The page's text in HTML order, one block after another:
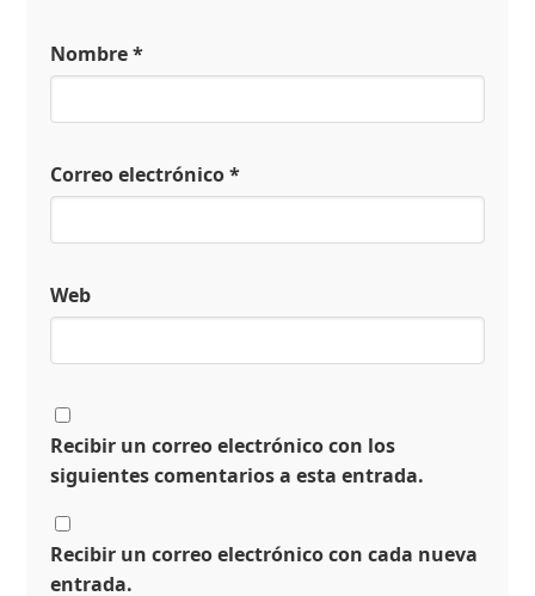
Nombre*
Correo electrónico*
Web
Recibir un correo electrónico con los
siguientes comentarios a esta entrada.
Recibir un correo electrónico con cada nueva
entrada.